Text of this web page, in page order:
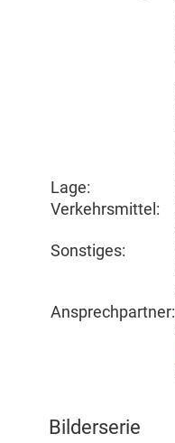
Lage:
Verkehrsmittel:
Sonstiges:
Ansprechpartner:
Bilderserie